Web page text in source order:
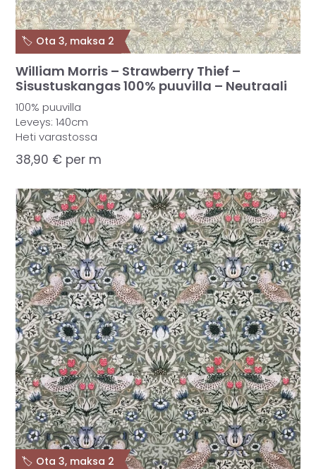
William Morris – Strawberry Thief –
Sisustuskangas 100% puuvilla – Neutraali
100% puuvilla
Leveys: 140cm
Heti varastossa
38,90 € per m
🏷️ Ota 3, maksa 2
🏷️ Ota 3, maksa 2